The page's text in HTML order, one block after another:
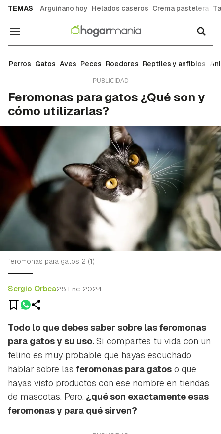
TEMAS Arguiñano hoy Helados caseros Crema pastelera
Navegación
Gatos
Perros Gatos Aves Peces Roedores Reptiles y anfibios
Feromonas para gatos ¿Qué son y
cómo utilizarlas?
feromonas para gatos 2 (1)
Sergio Orbea28 Ene 2024
Todo lo que debes saber sobre las feromonas
para gatos y su uso.Si compartes tu vida con un
felino es muy probable que hayas escuchado
hablar sobre las feromonas para gatos o que
hayas visto productos con ese nombre en tiendas
de mascotas. Pero, ¿qué son exactamente esas
feromonas y para qué sirven?